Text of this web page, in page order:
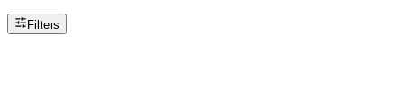
Filters